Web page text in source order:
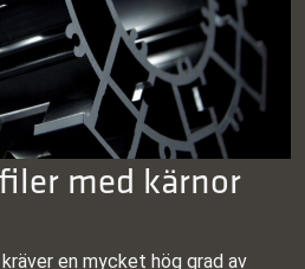
med kärnor
en mycket hög grad av